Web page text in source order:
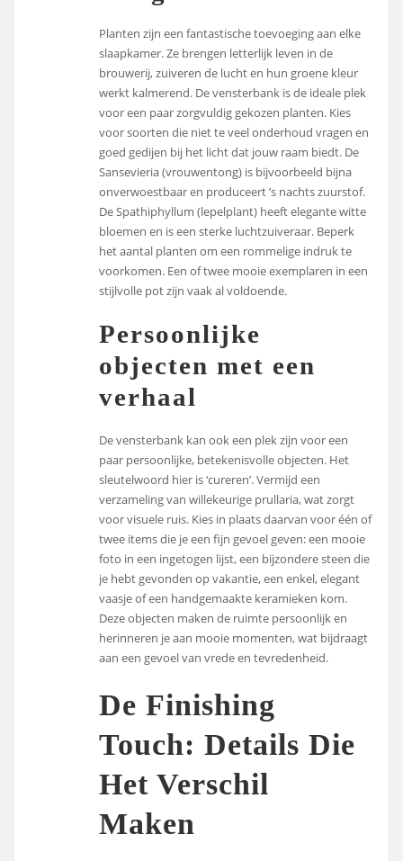
Planten zijn een fantastische toevoeging aan elke
slaapkamer. Ze brengen letterlijk leven in de
brouwerij, zuiveren de lucht en hun groene kleur
werkt kalmerend. De vensterbank is de ideale plek
voor een paar zorgvuldig gekozen planten. Kies
voor soorten die niet te veel onderhoud vragen en
goed gedijen bij het licht dat jouw raam biedt. De
Sansevieria (vrouwentong) is bijvoorbeeld bijna
onverwoestbaar en produceert ’s nachts zuurstof.
De Spathiphyllum (lepelplant) heeft elegante witte
bloemen en is een sterke luchtzuiveraar. Beperk
het aantal planten om een rommelige indruk te
voorkomen. Een of twee mooie exemplaren in een
stijlvolle pot zijn vaak al voldoende.
Persoonlijke
objecten met een
verhaal
De vensterbank kan ook een plek zijn voor een
paar persoonlijke, betekenisvolle objecten. Het
sleutelwoord hier is ‘cureren’. Vermijd een
verzameling van willekeurige prullaria, wat zorgt
voor visuele ruis. Kies in plaats daarvan voor één of
twee items die je een fijn gevoel geven: een mooie
foto in een ingetogen lijst, een bijzondere steen die
je hebt gevonden op vakantie, een enkel, elegant
vaasje of een handgemaakte keramieken kom.
Deze objecten maken de ruimte persoonlijk en
herinneren je aan mooie momenten, wat bijdraagt
aan een gevoel van vrede en tevredenheid.
De Finishing
Touch: Details Die
Het Verschil
Maken